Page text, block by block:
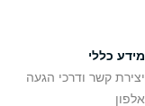
מידע כללי
יצירת קשר ודרכי הגעה
אלפון